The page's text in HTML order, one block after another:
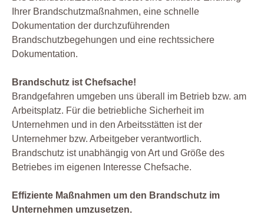
Ihrer Brandschutzmaßnahmen, eine schnelle
Dokumentation der durchzuführenden
Brandschutzbegehungen und eine rechtssichere
Dokumentation.
Brandschutz ist Chefsache!
Brandgefahren umgeben uns überall im Betrieb bzw. am
Arbeitsplatz. Für die betriebliche Sicherheit im
Unternehmen und in den Arbeitsstätten ist der
Unternehmer bzw. Arbeitgeber verantwortlich.
Brandschutz ist unabhängig von Art und Größe des
Betriebes im eigenen Interesse Chefsache.
Effiziente Maßnahmen um den Brandschutz im
Unternehmen umzusetzen.